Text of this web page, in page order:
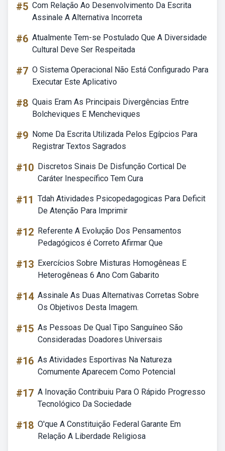
#5 Com Relação Ao Desenvolvimento Da Escrita
Assinale A Alternativa Incorreta
#6 Atualmente Tem-se Postulado Que A Diversidade
Cultural Deve Ser Respeitada
#7 O Sistema Operacional Não Está Configurado Para
Executar Este Aplicativo
#8 Quais Eram As Principais Divergências Entre
Bolcheviques E Mencheviques
#9 Nome Da Escrita Utilizada Pelos Egípcios Para
Registrar Textos Sagrados
#10 Discretos Sinais De Disfunção Cortical De
Caráter Inespecífico Tem Cura
#11 Tdah Atividades Psicopedagogicas Para Deficit
De Atenção Para Imprimir
#12 Referente A Evolução Dos Pensamentos
Pedagógicos é Correto Afirmar Que
#13 Exercícios Sobre Misturas Homogêneas E
Heterogêneas 6 Ano Com Gabarito
#14 Assinale As Duas Alternativas Corretas Sobre
Os Objetivos Desta Imagem.
#15 As Pessoas De Qual Tipo Sanguíneo São
Consideradas Doadores Universais
#16 As Atividades Esportivas Na Natureza
Comumente Aparecem Como Potencial
#17 A Inovação Contribuiu Para O Rápido Progresso
Tecnológico Da Sociedade
#18 O'que A Constituição Federal Garante Em
Relação A Liberdade Religiosa